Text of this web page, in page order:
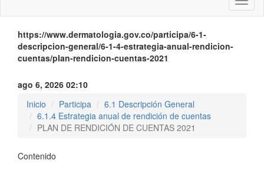
https://www.dermatologia.gov.co/participa/6-1-
descripcion-general/6-1-4-estrategia-anual-rendicion-
cuentas/plan-rendicion-cuentas-2021
ago 6, 2026 02:10
Inicio
Participa
6.1 Descripción General
6.1.4 Estrategia anual de rendición de cuentas
PLAN DE RENDICIÓN DE CUENTAS 2021
Contenido